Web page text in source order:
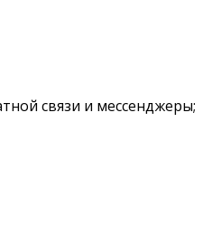
связи и мессенджеры;